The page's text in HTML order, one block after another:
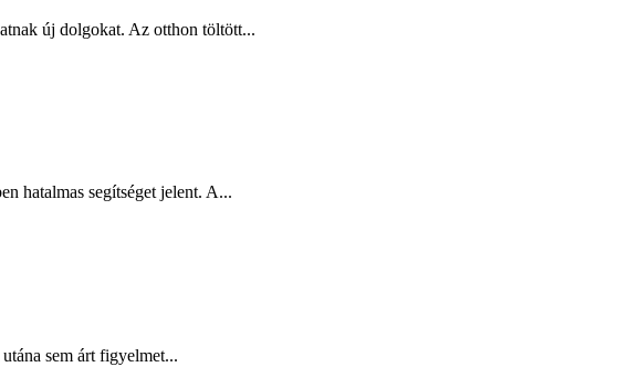
új dolgokat. Az otthon töltött...
hatalmas segítséget jelent. A...
sem árt figyelmet...